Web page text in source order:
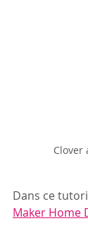
Clover
Dans ce
Maker Home